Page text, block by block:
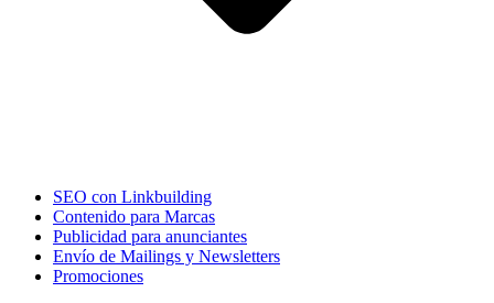
SEO con Linkbuilding
Contenido para Marcas
Publicidad para anunciantes
Envío de Mailings y Newsletters
Promociones